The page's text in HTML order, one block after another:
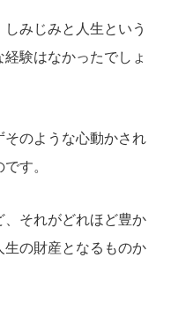
みじみと人生という
験はなかったでしょ
のような心動かされ
す。
、それがどれほど豊か
生の財産となるものか